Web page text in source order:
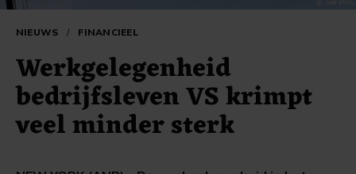
NIEUWS / FINANCIEEL
Werkgelegenheid
bedrijfsleven VS krimpt
veel minder sterk